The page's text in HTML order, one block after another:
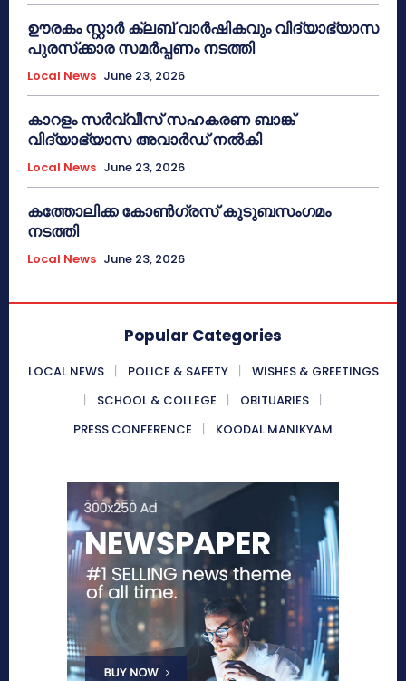
ഊരകം സ്റ്റാർ ക്ലബ് വാർഷികവും വിദ്യാഭ്യാസ
പുരസ്‌ക്കാര സമർപ്പണം നടത്തി
Local News June 23, 2026
കാറളം സർവ്വീസ് സഹകരണ ബാങ്ക്
വിദ്യാഭ്യാസ അവാർഡ് നൽകി
Local News June 23, 2026
കത്തോലിക്ക കോൺഗ്രസ് കുടുബസംഗമം
നടത്തി
Local News June 23, 2026
Popular Categories
LOCAL NEWS POLICE & SAFETY
WISHES & GREETINGS
SCHOOL & COLLEGE
OBITUARIES
PRESS CONFERENCE
KOODAL MANIKYAM